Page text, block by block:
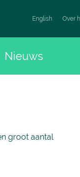
Over
English
Nieuws
groot aantal